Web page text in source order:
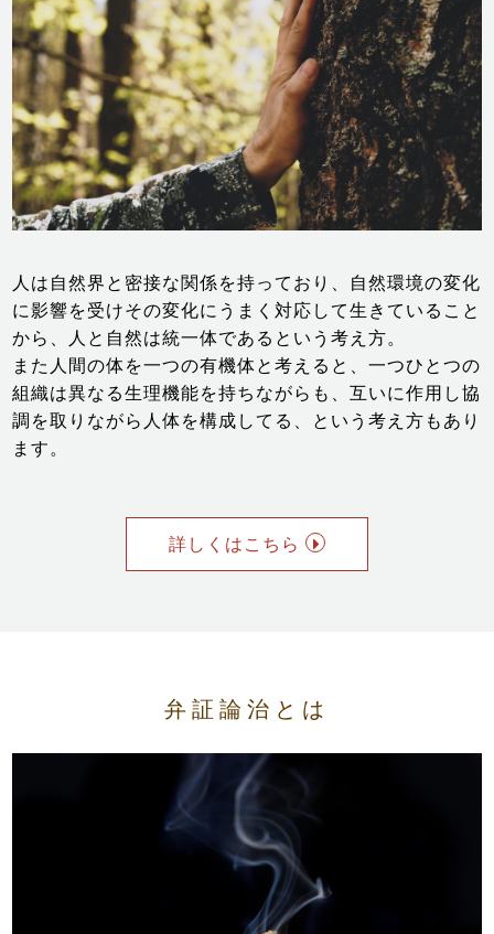
人は自然界と密接な関係を持っており、自然環境の変化
に影響を受けその変化にうまく対応して生きていること
から、人と自然は統一体であるという考え方。
また人間の体を一つの有機体と考えると、一つひとつの
組織は異なる生理機能を持ちながらも、互いに作用し協
調を取りながら人体を構成してる、という考え方もあり
ます。
詳しくはこちら
弁証論治とは